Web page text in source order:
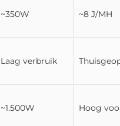
~350W ~8 J/MH
Laag verbruik
~1.500W Hoog